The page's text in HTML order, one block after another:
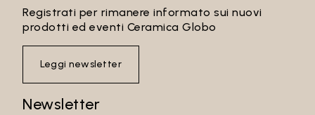
Registrati per rimanere informato sui nuovi
prodotti ed eventi Ceramica Globo
Leggi newsletter
Newsletter